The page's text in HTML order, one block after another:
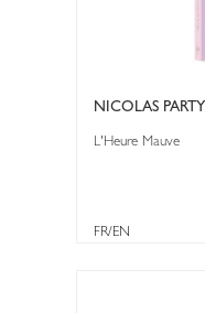
NICOLAS PARTY
L'Heure Mauve
FR/EN